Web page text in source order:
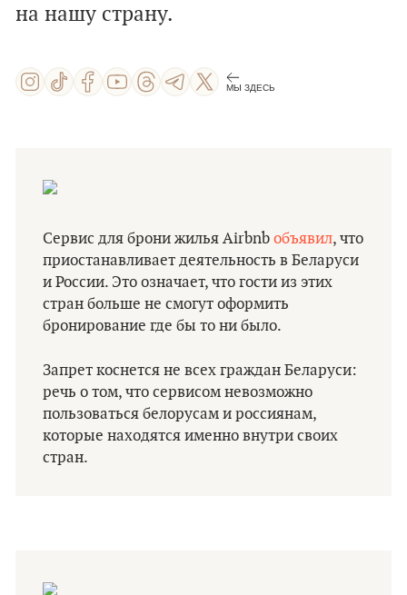
на нашу страну.
МЫ ЗДЕСЬ
Сервис для брони жилья Airbnb объявил, что
приостанавливает деятельность в Беларуси
и России. Это означает, что гости из этих
стран больше не смогут оформить
бронирование где бы то ни было.
Запрет коснется не всех граждан Беларуси:
речь о том, что сервисом невозможно
пользоваться белорусам и россиянам,
которые находятся именно внутри своих
стран.